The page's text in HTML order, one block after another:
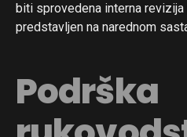
biti sprovedena interna
predstavljen na narednom
Podrška